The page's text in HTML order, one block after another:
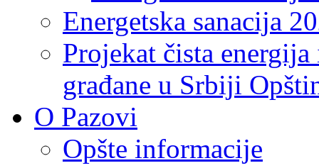
Energetska sanacija
Projekat čista
građane u Srbiji
O Pazovi
Opšte informacije